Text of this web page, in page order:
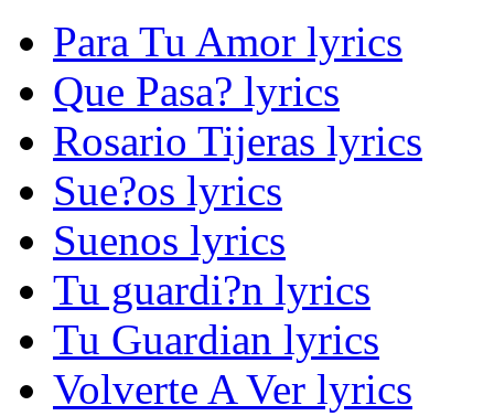
Para Tu Amor lyrics
Que Pasa? lyrics
Rosario Tijeras lyrics
Sue?os lyrics
Suenos lyrics
Tu guardi?n lyrics
Tu Guardian lyrics
Volverte A Ver lyrics